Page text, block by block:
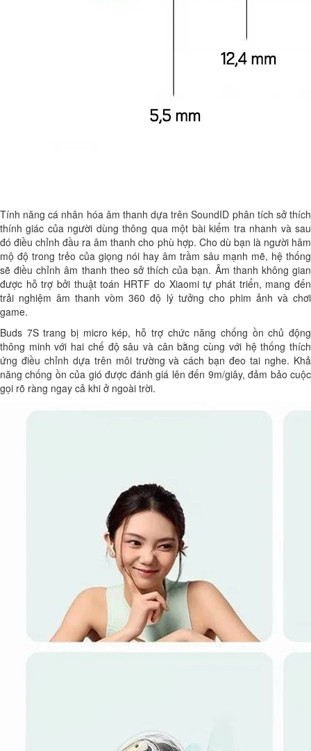
Tính năng cá nhân hóa âm thanh dựa trên SoundID phân tích sở thích
thính giác của người dùng thông qua một bài kiểm tra nhanh và sau
đó điều chỉnh đầu ra âm thanh cho phù hợp. Cho dù bạn là người hâm
mộ độ trong trẻo của giọng nói hay âm trầm sâu mạnh mẽ, hệ thống
sẽ điều chỉnh âm thanh theo sở thích của bạn. Âm thanh không gian
được hỗ trợ bởi thuật toán HRTF do Xiaomi tự phát triển, mang đến
trải nghiệm âm thanh vòm 360 độ lý tưởng cho phim ảnh và chơi
game.
Buds 7S trang bị micro kép, hỗ trợ chức năng chống ồn chủ động
thông minh với hai chế độ sâu và cân bằng cùng với hệ thống thích
ứng điều chỉnh dựa trên môi trường và cách bạn đeo tai nghe. Khả
năng chống ồn của gió được đánh giá lên đến 9m/giây, đảm bảo cuộc
gọi rõ ràng ngay cả khi ở ngoài trời.